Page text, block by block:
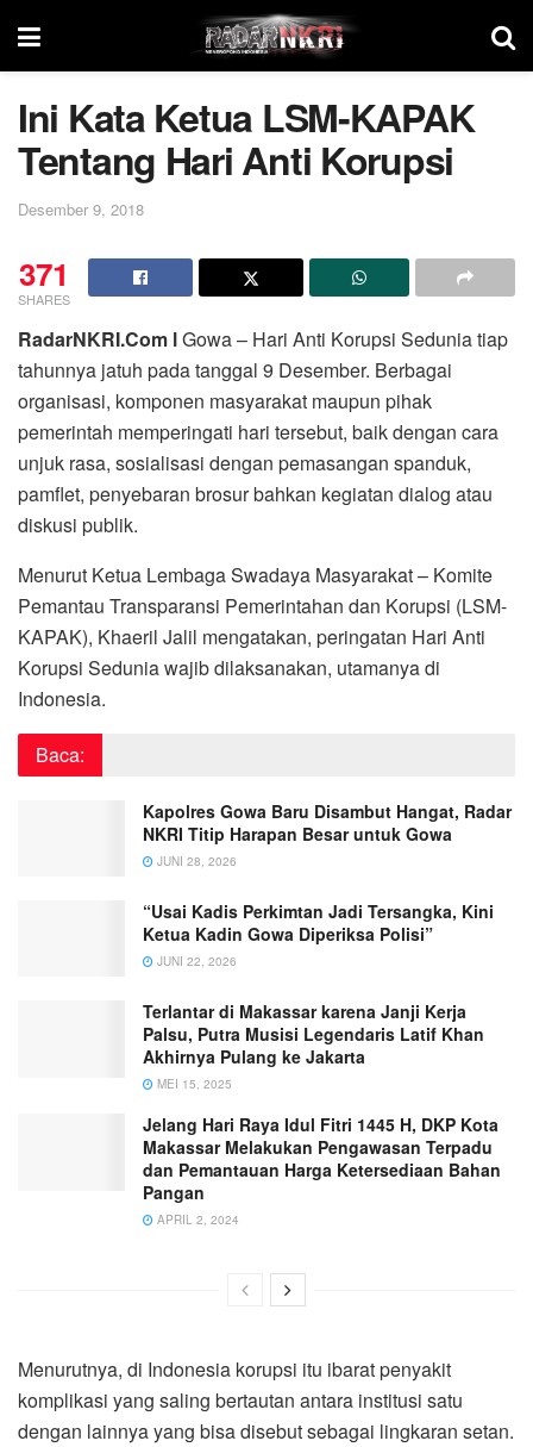
Ini Kata Ketua LSM-KAPAK
Tentang Hari Anti Korupsi
Desember 9, 2018
371
SHARES
RadarNKRI.Com lGowa – Hari Anti Korupsi Sedunia tiap
tahunnya jatuh pada tanggal 9 Desember. Berbagai
organisasi, komponen masyarakat maupun pihak
pemerintah memperingati hari tersebut, baik dengan cara
unjuk rasa, sosialisasi dengan pemasangan spanduk,
pamflet, penyebaran brosur bahkan kegiatan dialog atau
diskusi publik.
Menurut Ketua Lembaga Swadaya Masyarakat – Komite
Pemantau Transparansi Pemerintahan dan Korupsi (LSM-
KAPAK), Khaeril Jalil mengatakan, peringatan Hari Anti
Korupsi Sedunia wajib dilaksanakan, utamanya di
Indonesia.
Baca:
Kapolres Gowa Baru Disambut Hangat, Radar
NKRI Titip Harapan Besar untuk Gowa
JUNI 28, 2026
“Usai Kadis Perkimtan Jadi Tersangka, Kini
Ketua Kadin Gowa Diperiksa Polisi”
JUNI 22, 2026
Terlantar di Makassar karena Janji Kerja
Palsu, Putra Musisi Legendaris Latif Khan
Akhirnya Pulang ke Jakarta
MEI 15, 2025
Jelang Hari Raya Idul Fitri 1445 H, DKP Kota
Makassar Melakukan Pengawasan Terpadu
dan Pemantauan Harga Ketersediaan Bahan
Pangan
APRIL 2, 2024
Menurutnya, di Indonesia korupsi itu ibarat penyakit
komplikasi yang saling bertautan antara institusi satu
dengan lainnya yang bisa disebut sebagai lingkaran setan.